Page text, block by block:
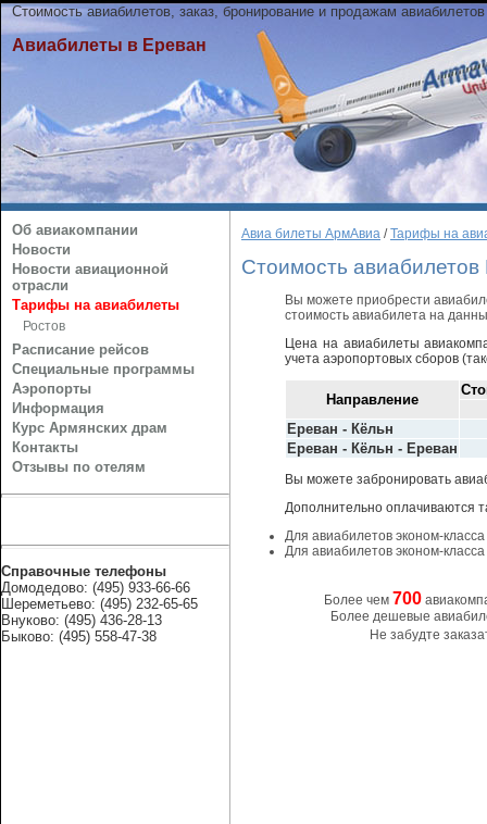
Стоимость авиабилетов, заказ, бронирование и продажам
Авиабилеты в Ереван
Об авиакомпании
Новости
Новости авиационной
отрасли
Тарифы на авиабилеты
Ростов
Расписание рейсов
Специальные программы
Аэропорты
Информация
Курс Армянских драм
Контакты
Отзывы по отелям
Справочные телефоны
Домодедово: (495) 933-66-66
Шереметьево: (495) 232-65-65
Внуково: (495) 436-28-13
Быково: (495) 558-47-38
Авиа билеты АрмАвиа /Тарифы на
Стоимость
Вы можете приобрести
стоимость авиабилета на
Цена на авиабилеты
учета аэропортовых сборов
Направление
Ереван - Кёльн
Ереван - Кёльн - Ереван
Вы можете забронировать
Дополнительно оплачиваются
Для авиабилетов эконом-
Для авиабилетов эконом-
Более чем 700
Более дешевые
Не забудте